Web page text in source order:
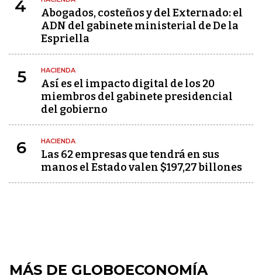
4
Abogados, costeños y del Externado: el
ADN del gabinete ministerial de De la
Espriella
5 HACIENDA
Así es el impacto digital de los 20
miembros del gabinete presidencial
del gobierno
6 HACIENDA
Las 62 empresas que tendrá en sus
manos el Estado valen $197,27 billones
MÁS DE GLOBOECONOMÍA